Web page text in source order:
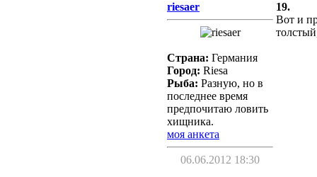
riesaer
Страна: Германия
Город: Riesa
Рыба: Разную, но в
последнее время
предпочитаю ловить
хищника.
моя анкета
06.06.2012 18:30
19.
Вот и